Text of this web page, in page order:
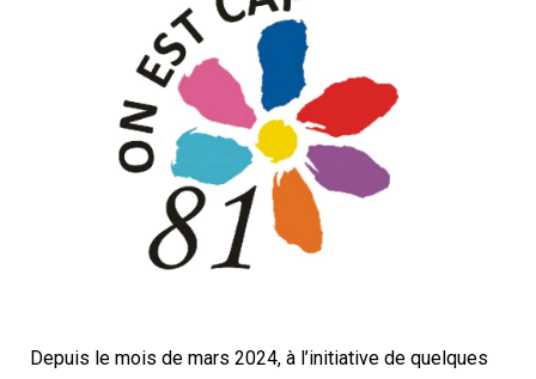
Depuis le mois de mars 2024, à l’initiative de quelques